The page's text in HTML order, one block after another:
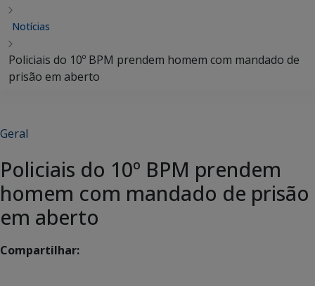
Notícias
Policiais do 10º BPM prendem homem com mandado de
prisão em aberto
Geral
Policiais do 10º BPM prendem
homem com mandado de prisão
em aberto
Compartilhar: